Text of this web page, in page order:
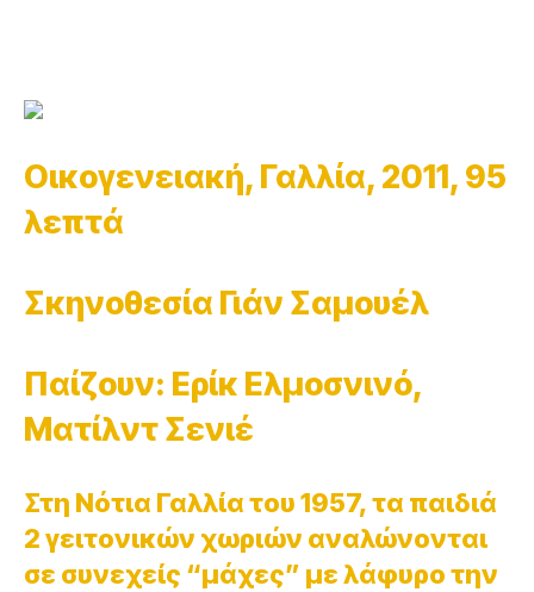
Οικογενειακή, Γαλλία, 2011, 95
λεπτά
Σκηνοθεσία Γιάν Σαμουέλ
Παίζουν: Ερίκ Ελμοσνινό,
Ματίλντ Σενιέ
Στη Νότια Γαλλία του 1957, τα παιδιά
2 γειτονικών χωριών αναλώνονται
σε συνεχείς “μάχες” με λάφυρο την